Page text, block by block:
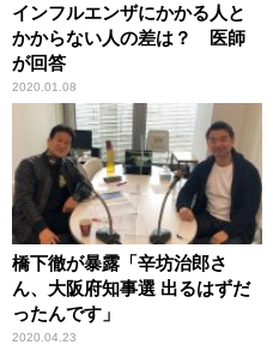
インフルエンザにかかる人と
かからない人の差は？ 医師
が回答
2020.01.08
橋下徹が暴露「辛坊治郎さ
ん、大阪府知事選 出るはずだ
ったんです」
2020.04.23